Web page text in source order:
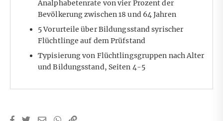
Analphabetenrate von vier Prozent der
Bevölkerung zwischen 18 und 64 Jahren
5 Vorurteile über Bildungsstand syrischer
Flüchtlinge auf dem Prüfstand
Typisierung von Flüchtlingsgruppen nach Alter
und Bildungsstand, Seiten 4-5